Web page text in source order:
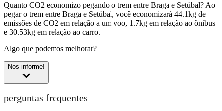
Quanto CO2 economizo pegando o trem entre Braga e Setúbal?Ao
pegar o trem entre Braga e Setúbal, você economizará 44.1kg de
emissões de CO2 em relação a um voo, 1.7kg em relação ao ônibus
e 30.53kg em relação ao carro.
Algo que podemos melhorar?
Nos informe!
perguntas frequentes